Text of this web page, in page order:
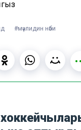
#мәүлидин нәби